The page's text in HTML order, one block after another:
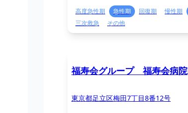
高度急性期 急性期 回復期 慢性期
三次救急
その他
福寿会グループ 福寿会病院
東京都足立区梅田7丁目8番12号